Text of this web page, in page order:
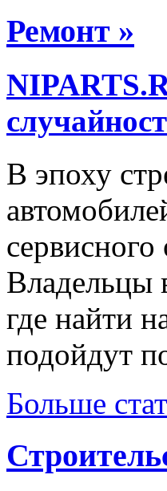
Ремонт »
В эпоху
Владельцы
где найти
подойдут
Больше